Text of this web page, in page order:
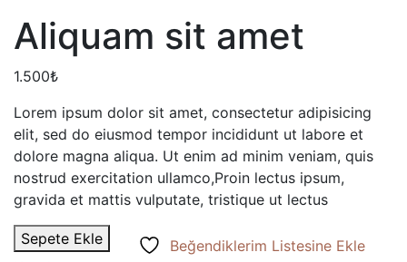
Aliquam sit amet
1.500₺
Lorem ipsum dolor sit amet, consectetur adipisicing
elit, sed do eiusmod tempor incididunt ut labore et
dolore magna aliqua. Ut enim ad minim veniam, quis
nostrud exercitation ullamco,Proin lectus ipsum,
gravida et mattis vulputate, tristique ut lectus
Aliquam
sit
Sepete Ekle
Beğendiklerim Listesine Ekle